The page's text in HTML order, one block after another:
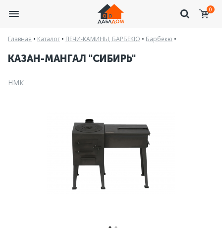
0
Главная • Каталог • ПЕЧИ-КАМИНЫ, БАРБЕКЮ • Барбекю •
КАЗАН-МАНГАЛ "СИБИРЬ"
НМК